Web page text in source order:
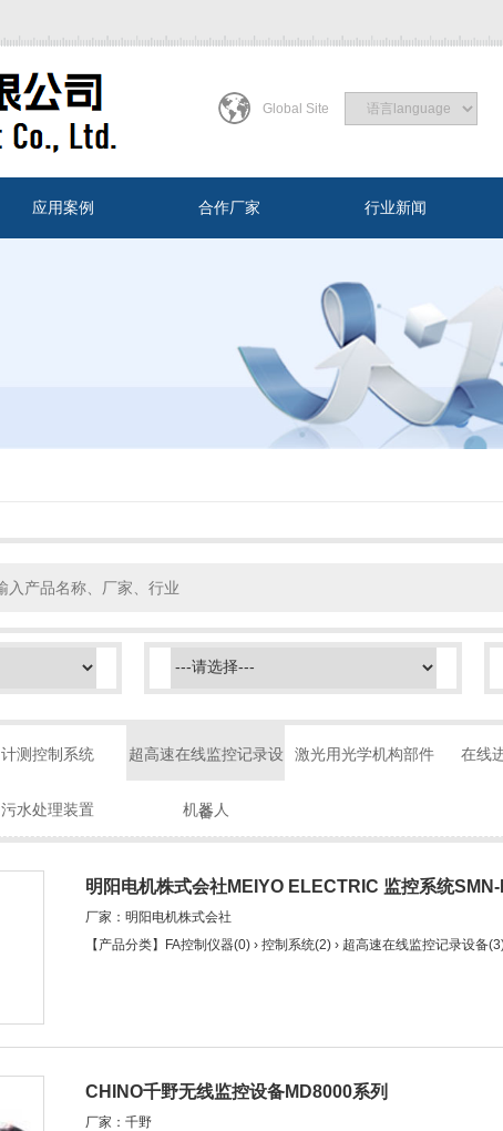
Global Site
应用案例 合作厂家 行业新闻
计测控制系统 超高速在线监控记录设
备
激光用光学机构部件 在线
污水处理装置 机器人
明阳电机株式会社MEIYO ELECTRIC 监控系统
厂家：明阳电机株式会社
【产品分类】FA控制仪器(0) › 控制系统(2) › 超高速在线监控记录设备
CHINO千野无线监控设备MD8000系列
厂家：千野